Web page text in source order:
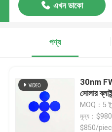
এখন ডাকো
পণ্য
30nm
সোলার
MOQ：5
মূল্য：
$850/